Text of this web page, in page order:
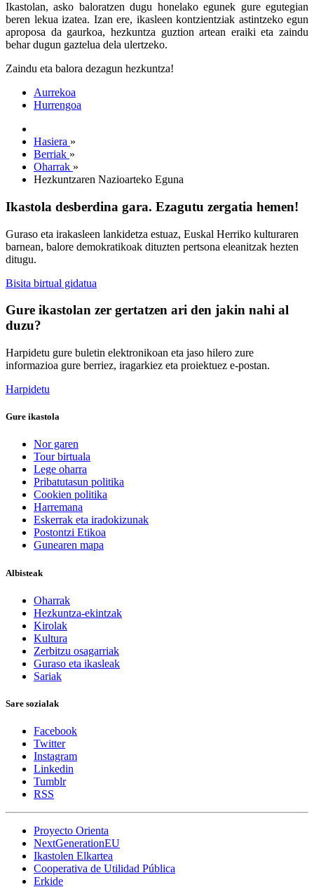
Ikastolan, asko baloratzen dugu honelako egunek gure egutegian
beren lekua izatea. Izan ere, ikasleen kontzientziak astintzeko egun
aproposa da gaurkoa, hezkuntza guztion artean eraiki eta zaindu
behar dugun gaztelua dela ulertzeko.
Zaindu eta balora dezagun hezkuntza!
Aurrekoa
Hurrengoa
Hasiera »
Berriak »
Oharrak »
Hezkuntzaren Nazioarteko Eguna
Ikastola desberdina gara. Ezagutu zergatia hemen!
Guraso eta irakasleen lankidetza estuaz, Euskal Herriko kulturaren
barnean, balore demokratikoak dituzten pertsona eleanitzak hezten
ditugu.
Bisita birtual gidatua
Gure ikastolan zer gertatzen ari den jakin nahi al
duzu?
Harpidetu gure buletin elektronikoan eta jaso hilero zure
informazioa gure berriez, iragarkiez eta proiektuez e-postan.
Harpidetu
Gure ikastola
Nor garen
Tour birtuala
Lege oharra
Pribatutasun politika
Cookien politika
Harremana
Eskerrak eta iradokizunak
Postontzi Etikoa
Gunearen mapa
Albisteak
Oharrak
Hezkuntza-ekintzak
Kirolak
Kultura
Zerbitzu osagarriak
Guraso eta ikasleak
Sariak
Sare sozialak
Facebook
Twitter
Instagram
Linkedin
Tumblr
RSS
Proyecto Orienta
NextGenerationEU
Ikastolen Elkartea
Cooperativa de Utilidad Pública
Erkide